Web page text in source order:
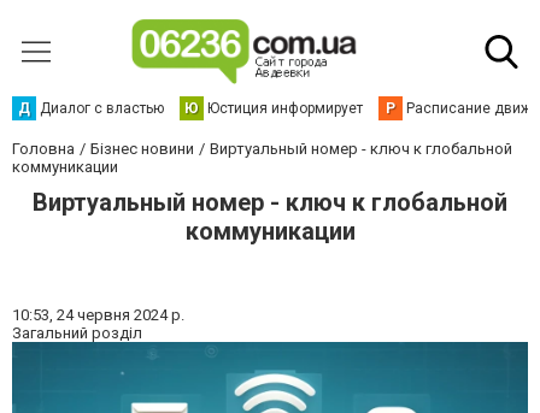
Д Диалог с властью Ю Юстиция информирует Р Расписание
Головна Бізнес новини
Виртуальный номер - ключ к глобальной
коммуникации
Виртуальный номер - ключ к глобальной
коммуникации
10:53, 24 червня 2024 р.
Загальний розділ